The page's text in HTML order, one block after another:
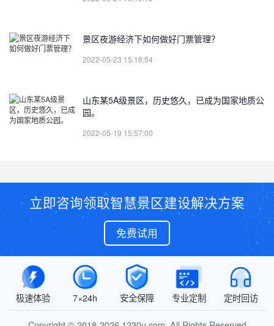
景区夜游经济下如何做好门票管理？
2022-05-23 15:18:54
山东某5A级景区，历史悠久，已成为国家地质公
园。
2022-05-19 15:57:00
立即咨询领取智慧景区建设解决方案
免费试用
极速体验 7×24h 安全保障 专业定制 定时回访